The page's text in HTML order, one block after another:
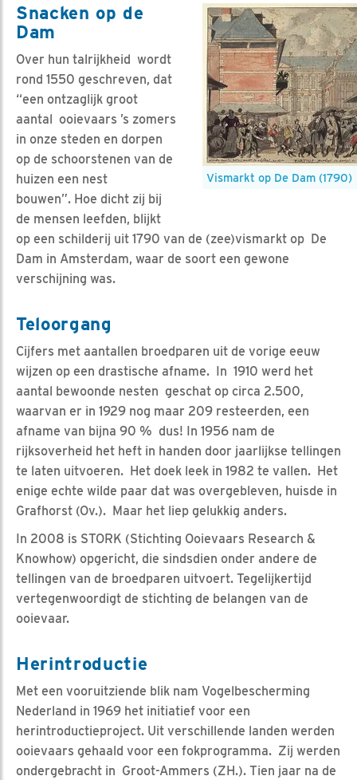
Vismarkt op De Dam (1790)
Snacken op de
Dam
Over hun talrijkheid wordt
rond 1550 geschreven, dat
“een ontzaglijk groot
aantal ooievaars ’s zomers
in onze steden en dorpen
op de schoorstenen van de
huizen een nest
bouwen”. Hoe dicht zij bij
de mensen leefden, blijkt
op een schilderij uit 1790 van de (zee)vismarkt op De
Dam in Amsterdam, waar de soort een gewone
verschijning was.
Teloorgang
Cijfers met aantallen broedparen uit de vorige eeuw
wijzen op een drastische afname. In 1910 werd het
aantal bewoonde nesten geschat op circa 2.500,
waarvan er in 1929 nog maar 209 resteerden, een
afname van bijna 90 % dus! In 1956 nam de
rijksoverheid het heft in handen door jaarlijkse tellingen
te laten uitvoeren. Het doek leek in 1982 te vallen. Het
enige echte wilde paar dat was overgebleven, huisde in
Grafhorst (Ov.). Maar het liep gelukkig anders.
In 2008 is STORK (Stichting Ooievaars Research &
Knowhow) opgericht, die sindsdien onder andere de
tellingen van de broedparen uitvoert. Tegelijkertijd
vertegenwoordigt de stichting de belangen van de
ooievaar.
Herintroductie
Met een vooruitziende blik nam Vogelbescherming
Nederland in 1969 het initiatief voor een
herintroductieproject. Uit verschillende landen werden
ooievaars gehaald voor een fokprogramma. Zij werden
ondergebracht in Groot-Ammers (ZH.). Tien jaar na de